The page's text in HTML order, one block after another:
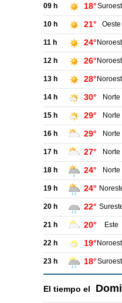
09 h 18°
10 h 21° Oeste
11 h 24°
12 h 26°
13 h 28°
14 h 30° Norte
15 h 29° Norte
16 h 29° Norte
17 h 27° Norte
18 h 24° Norte
19 h 24°
20 h 22°
21 h 20° Este
22 h 19°
23 h 18°
El tiempo el